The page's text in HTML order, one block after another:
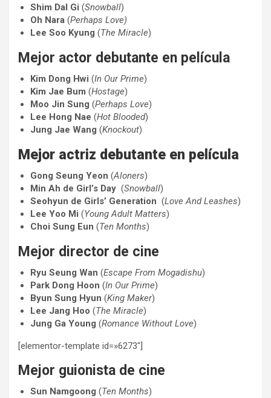
Shim Dal Gi (Snowball)
Oh Nara (Perhaps Love)
Lee Soo Kyung (The Miracle)
Mejor actor debutante en película
Kim Dong Hwi (In Our Prime)
Kim Jae Bum (Hostage)
Moo Jin Sung (Perhaps Love)
Lee Hong Nae (Hot Blooded)
Jung Jae Wang (Knockout)
Mejor actriz debutante en película
Gong Seung Yeon (Aloners)
Min Ah de Girl’s Day (Snowball)
Seohyun de Girls’ Generation (Love And Leashes)
Lee Yoo Mi (Young Adult Matters)
Choi Sung Eun (Ten Months)
Mejor director de cine
Ryu Seung Wan (Escape From Mogadishu)
Park Dong Hoon (In Our Prime)
Byun Sung Hyun (King Maker)
Lee Jang Hoo (The Miracle)
Jung Ga Young (Romance Without Love)
[elementor-template id=»6273″]
Mejor guionista de cine
Sun Namgoong (Ten Months)